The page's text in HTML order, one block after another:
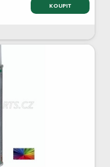
KOUPIT